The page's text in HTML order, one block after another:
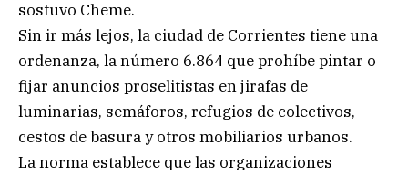
sostuvo Cheme.
Sin ir más lejos, la ciudad de Corrientes tiene una
ordenanza, la número 6.864 que prohíbe pintar o
fijar anuncios proselitistas en jirafas de
luminarias, semáforos, refugios de colectivos,
cestos de basura y otros mobiliarios urbanos.
La norma establece que las organizaciones